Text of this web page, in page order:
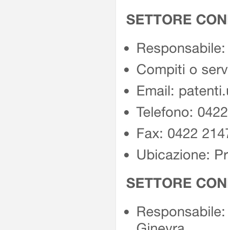
SETTORE
Compiti o
Email:
Telefono:
Fax: 0422
Ubicazione:
SETTORE